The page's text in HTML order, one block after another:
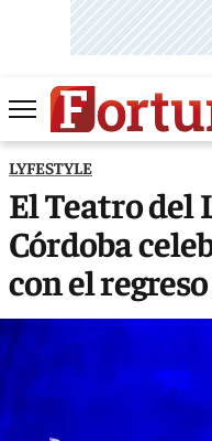
LYFESTYLE
El Teatro del
Córdoba
con el